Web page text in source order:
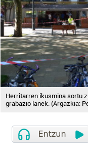
Herritarren ikusmina sortu
grabazio lanek. (Argazkia: